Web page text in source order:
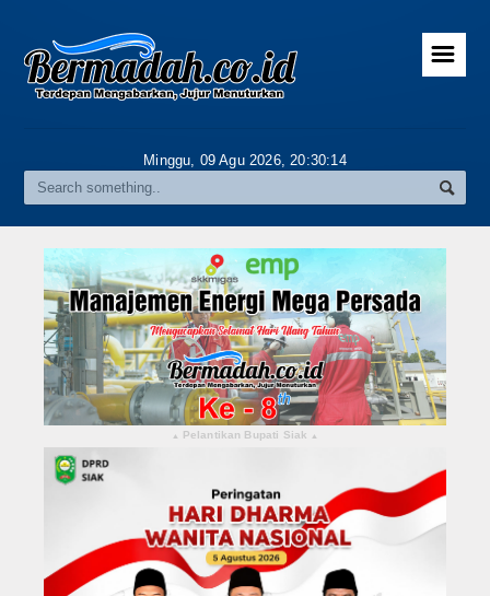
Home
Gallery
Riau
Daerah
Pekanbaru
Pelalawan
Kampar
Rokan Hulu
Bengkalis
☰
Minggu, 09 Agu 2026,20:30:15
▴ Pelantikan Bupati Siak ▴